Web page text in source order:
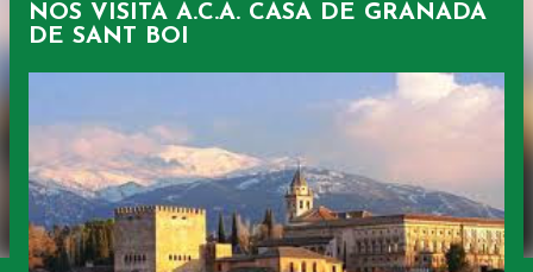
NOS VISITA A.C.A. CASA DE GRANADA
DE SANT BOI